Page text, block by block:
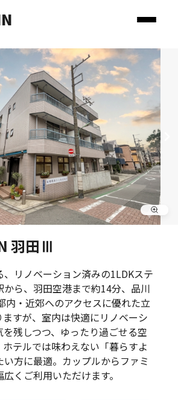
羽田Ⅲ
リノベーション済みの1LDKステ
ら、羽田空港まで約14分、品川
内・近郊へのアクセスに優れた立
すが、室内は快適にリノベーシ
残しつつ、ゆったり過ごせる空
テルでは味わえない「暮らすよ
方に最適。カップルからファミ
くご利用いただけます。